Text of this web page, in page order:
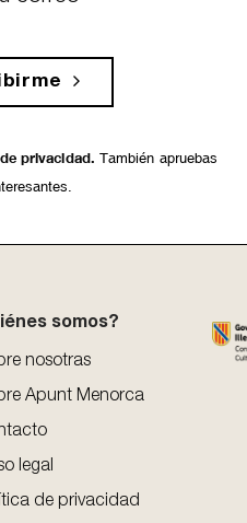
privacidad. También apruebas
somos?
nosotras
Apunt Menorca
legal
de privacidad